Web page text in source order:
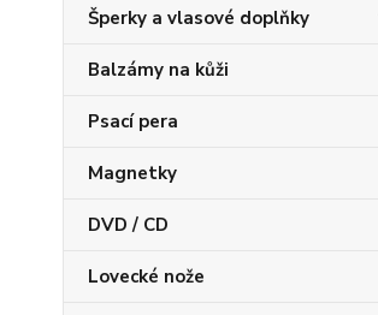
Šperky a vlasové doplňky
Balzámy na kůži
Psací pera
Magnetky
DVD / CD
Lovecké nože